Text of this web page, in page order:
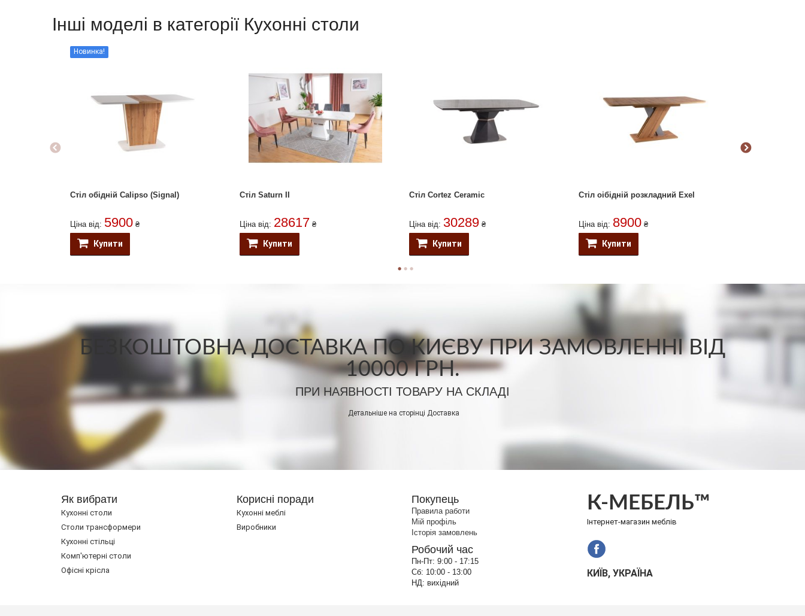
Інші моделі в категорії Кухонні столи
Новинка!
Стіл обідній Calipso (Signal)
Ціна від: 5900 ₴
Купити
Стіл Saturn II
Ціна від: 28617 ₴
Купити
Стіл Cortez Ceramic
Ціна від: 30289 ₴
Купити
Стіл оібідній розкладний Exel
Ціна від: 8900 ₴
Купити
БЕЗКОШТОВНА ДОСТАВКА ПО КИЄВУ ПРИ ЗАМОВЛЕННІ ВІД
10000 ГРН.
ПРИ НАЯВНОСТІ ТОВАРУ НА СКЛАДІ
Детальніше на сторінці Доставка
Як вибрати
Кухонні столи
Cтоли трансформери
Кухонні стільці
Комп'ютерні столи
Офісні крісла
Корисні поради
Кухонні меблі
Виробники
Покупець
Правила работи
Мій профіль
Історія замовлень
Робочий час
Пн-Пт: 9:00 - 17:15
Сб: 10:00 - 13:00
НД: вихідний
К-МЕБЕЛЬ™
Інтернет-магазин меблів
КИЇВ, УКРАЇНА